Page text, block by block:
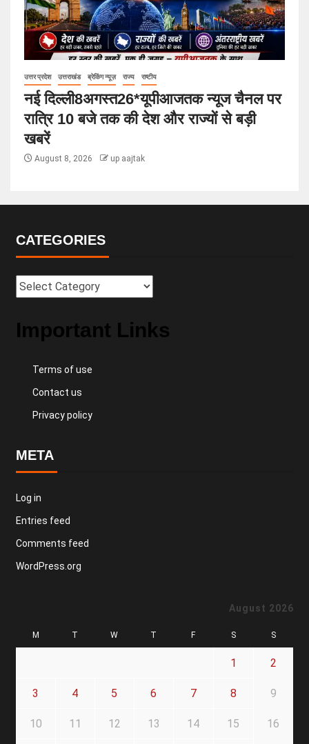
उत्तर प्रदेश उत्तराखंड ब्रेकिंग न्यूज़ राज्य राष्टीय
नई दिल्ली8अगस्त26*यूपीआजतक न्यूज चैनल पर
रात्रि 10 बजे तक की देश और राज्यों से बड़ी
खबरें
August 8, 2026 up aajtak
CATEGORIES
Important Links
Terms of use
Contact us
Privacy policy
META
Log in
Entries feed
Comments feed
WordPress.org
August 2026
M T W T F S S
1 2
3 4 5 6 7 8 9
10 11 12 13 14 15 16